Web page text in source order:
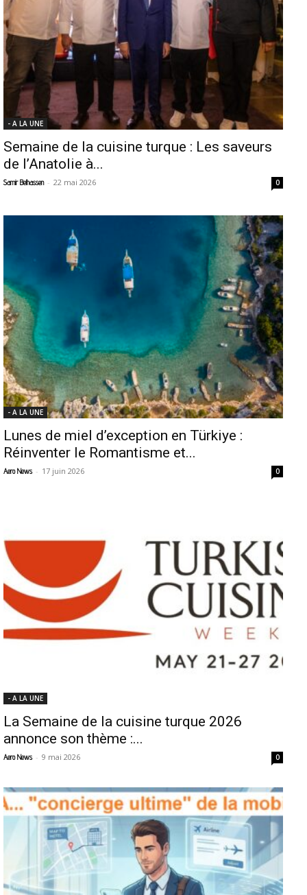
- A LA UNE
Semaine de la cuisine turque : Les saveurs
de l’Anatolie à...
Samir Belhassen - 22 mai 2026 0
- A LA UNE
Lunes de miel d’exception en Türkiye :
Réinventer le Romantisme et...
Aero News - 17 juin 2026 0
- A LA UNE
La Semaine de la cuisine turque 2026
annonce son thème :...
Aero News - 9 mai 2026 0